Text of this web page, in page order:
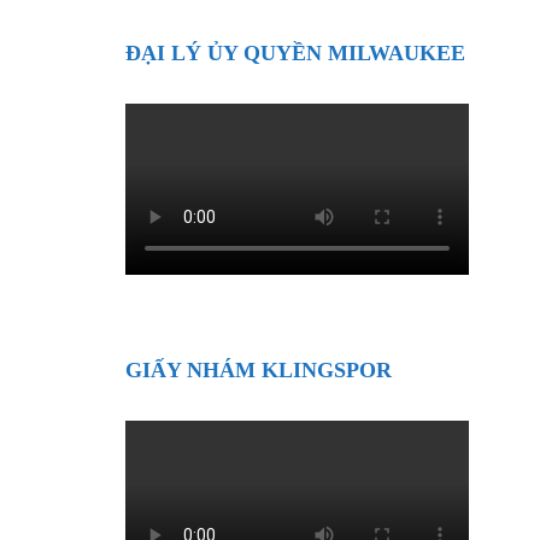
ĐẠI LÝ ỦY QUYỀN MILWAUKEE
GIẤY NHÁM KLINGSPOR